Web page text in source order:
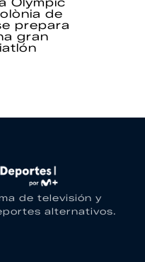
Olympic
de
prepara
gran
de televisión y
alternativos.